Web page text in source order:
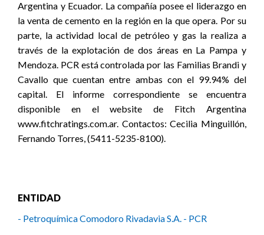
Argentina y Ecuador. La compañía posee el liderazgo en
la venta de cemento en la región en la que opera. Por su
parte, la actividad local de petróleo y gas la realiza a
través de la explotación de dos áreas en La Pampa y
Mendoza. PCR está controlada por las Familias Brandi y
Cavallo que cuentan entre ambas con el 99.94% del
capital. El informe correspondiente se encuentra
disponible en el website de Fitch Argentina
www.fitchratings.com.ar. Contactos: Cecilia Minguillón,
Fernando Torres, (5411-5235-8100).
ENTIDAD
- Petroquímica Comodoro Rivadavia S.A. - PCR